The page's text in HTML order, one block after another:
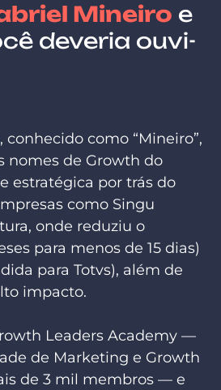
Mineiro e
deveria ouvi-
conhecido como “Mineiro”,
nomes de Growth do
estratégica por trás do
como Singu
onde reduziu o
para menos de 15 dias)
para Totvs), além de
impacto.
Leaders Academy —
de Marketing e Growth
de 3 mil membros — e